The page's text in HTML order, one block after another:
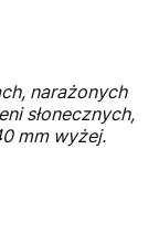
narażonych
słonecznych,
mm wyżej.